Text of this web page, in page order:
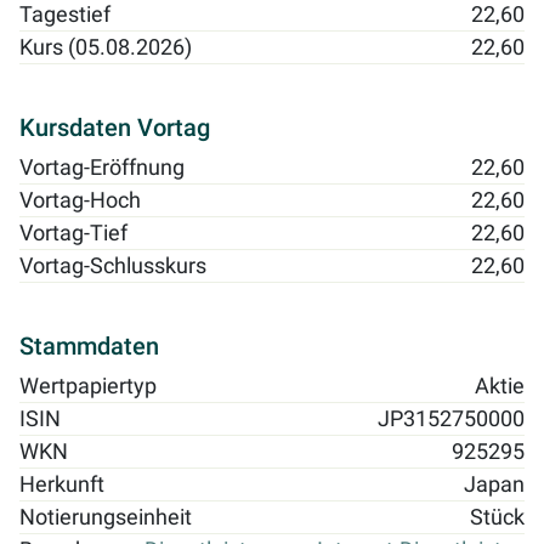
Tagestief
22,60
Kurs (05.08.2026)
22,60
Kursdaten Vortag
Vortag-Eröffnung
22,60
Vortag-Hoch
22,60
Vortag-Tief
22,60
Vortag-Schlusskurs
22,60
Stammdaten
Wertpapiertyp
Aktie
ISIN
JP3152750000
WKN
925295
Herkunft
Japan
Notierungseinheit
Stück